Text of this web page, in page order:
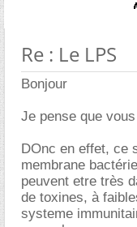
Re : Le LPS
Bonjour
Je pense que
DOnc en effet, ce
membrane
peuvent etre très
de toxines, à
systeme